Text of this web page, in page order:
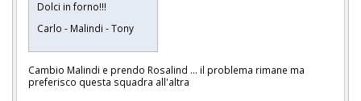
Dolci in forno!!!
Carlo - Malindi - Tony
Cambio Malindi e prendo Rosalind ... il problema rimane ma
preferisco questa squadra all'altra